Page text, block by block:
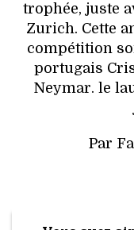
trophée, juste
Zurich. Cette
compétition
portugais
Neymar. le
Par